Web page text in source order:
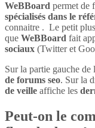
WeBBoard permet de
spécialisés dans le
connaitre . Le petit
que WeBBoard fait
sociaux (Twitter et
Sur la partie gauche
de forums seo. Sur la
de veille affiche les
Peut-on le